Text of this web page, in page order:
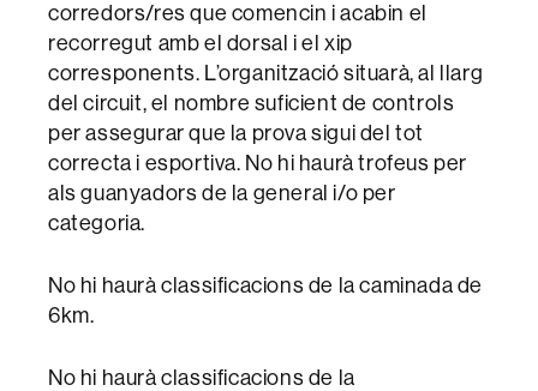
corredors/res que comencin i acabin el
recorregut amb el dorsal i el xip
corresponents. L’organització situarà, al llarg
del circuit, el nombre suficient de controls
per assegurar que la prova sigui del tot
correcta i esportiva. No hi haurà trofeus per
als guanyadors de la general i/o per
categoria.
No hi haurà classificacions de la caminada de
6km.
No hi haurà classificacions de la